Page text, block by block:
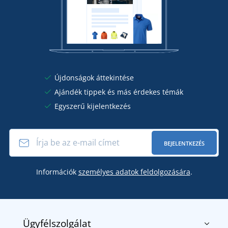
Újdonságok áttekintése
Ajándék tippek és más érdekes témák
Egyszerű kijelentkezés
BEJELENTKEZÉS
Információk személyes adatok feldolgozására.
Ügyfélszolgálat